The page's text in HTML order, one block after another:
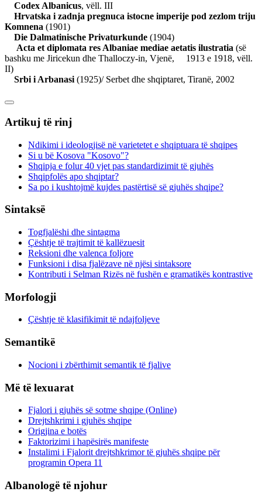
Codex Albanicus, vëll. III
Hrvatska i zadnja pregnuca istocne imperije pod zezlom triju
Komnena (1901)
Die Dalmatinische Privaturkunde (1904)
Acta et diplomata res Albaniae mediae aetatis ilustratia (së
bashku me Jiricekun dhe Thalloczy-in, Vjenë, 1913 e 1918, vëll.
II)
Srbi i Arbanasi (1925)/ Serbet dhe shqiptaret, Tiranë, 2002
Artikuj të rinj
Ndikimi i ideologjisë në varietetet e shqiptuara të shqipes
Si u bë Kosova "Kosovo"?
Shqipja e folur 40 vjet pas standardizimit të gjuhës
Shqipfolës apo shqiptar?
Sa po i kushtojmë kujdes pastërtisë së gjuhës shqipe?
Sintaksë
Togfjalëshi dhe sintagma
Çështje të trajtimit të kallëzuesit
Reksioni dhe valenca foljore
Funksioni i disa fjalëzave në njësi sintaksore
Kontributi i Selman Rizës në fushën e gramatikës kontrastive
Morfologji
Çështje të klasifikimit të ndajfoljeve
Semantikë
Nocioni i zbërthimit semantik të fjalive
Më të lexuarat
Fjalori i gjuhës së sotme shqipe (Online)
Drejtshkrimi i gjuhës shqipe
Origjina e botës
Faktorizimi i hapësirës manifeste
Instalimi i Fjalorit drejtshkrimor të gjuhës shqipe për
programin Opera 11
Albanologë të njohur